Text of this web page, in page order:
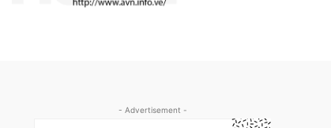
- Advertisement -